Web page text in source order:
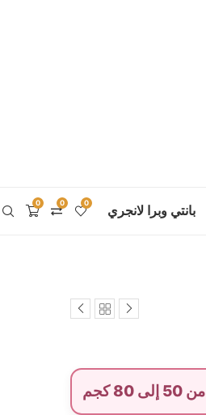
بانتي وبرا لانجري 0 0 0
من 50 إلى 80 كجم